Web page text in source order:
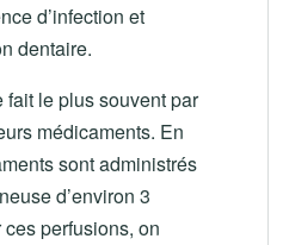
d’infection et
dentaire.
le plus souvent par
médicaments. En
sont administrés
d’environ 3
perfusions, on